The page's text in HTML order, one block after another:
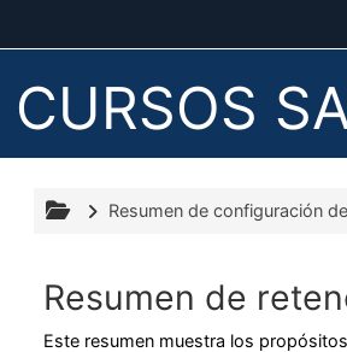
CURSOS
Resumen de configuración
Resumen de
Este resumen muestra los